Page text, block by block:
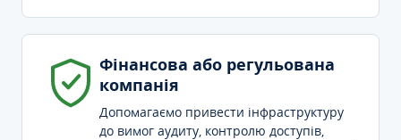
Фінансова або регульована
компанія
Допомагаємо привести інфраструктуру
до вимог аудиту, контролю доступів,